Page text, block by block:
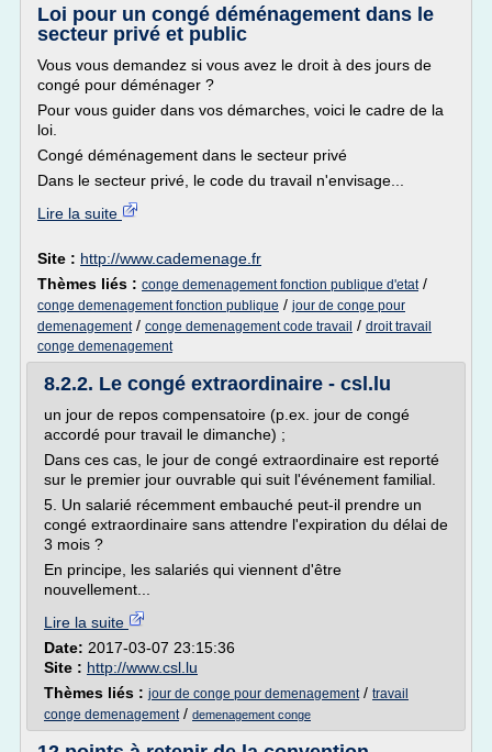
Loi pour un congé déménagement dans le
secteur privé et public
Vous vous demandez si vous avez le droit à des jours de
congé pour déménager ?
Pour vous guider dans vos démarches, voici le cadre de la
loi.
Congé déménagement dans le secteur privé
Dans le secteur privé, le code du travail n'envisage...
Lire la suite
Site : http://www.cademenage.fr
Thèmes liés : conge demenagement fonction publique d'etat/
conge demenagement fonction publique / jour de conge pour
demenagement/ conge demenagement code travail / droit travail
conge demenagement
8.2.2. Le congé extraordinaire - csl.lu
un jour de repos compensatoire (p.ex. jour de congé
accordé pour travail le dimanche) ;
Dans ces cas, le jour de congé extraordinaire est reporté
sur le premier jour ouvrable qui suit l'événement familial.
5. Un salarié récemment embauché peut-il prendre un
congé extraordinaire sans attendre l'expiration du délai de
3 mois ?
En principe, les salariés qui viennent d'être
nouvellement...
Lire la suite
Date: 2017-03-07 23:15:36
Site : http://www.csl.lu
Thèmes liés : jour de conge pour demenagement/ travail
conge demenagement/ demenagement conge